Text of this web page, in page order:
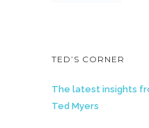
TED’S CORNER
The latest insights
Ted Myers